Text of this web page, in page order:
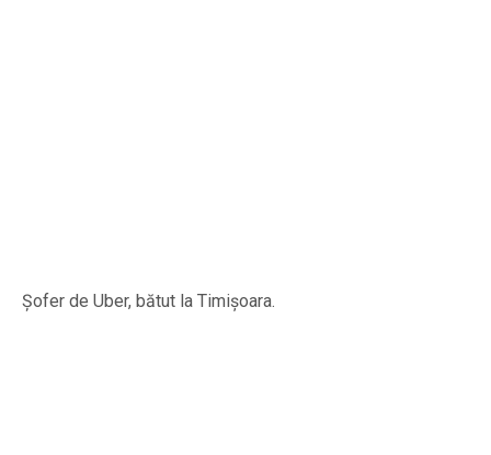
Șofer de Uber, bătut la Timișoara.